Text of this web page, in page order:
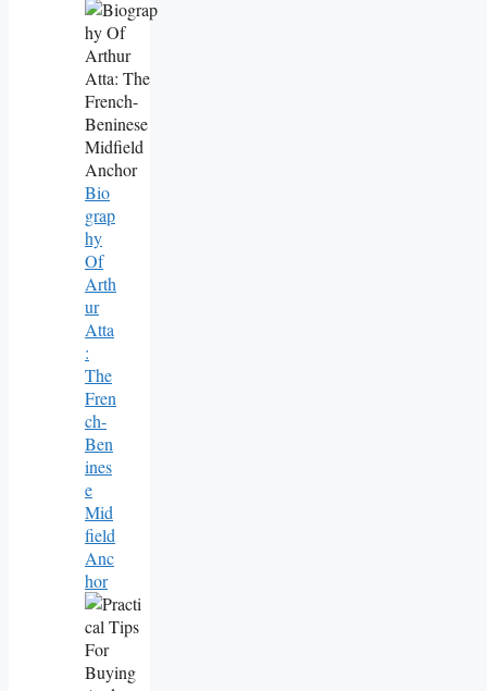
Bio
Grap
Hy
Of
Arth
Ur
Atta
:
The
Fren
Ch-
Ben
Ines
E
Mid
Field
Anc
Hor